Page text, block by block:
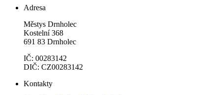
Adresa
Městys Drnholec
Kostelní 368
691 83 Drnholec
IČ: 00283142
DIČ: CZ00283142
Kontakty